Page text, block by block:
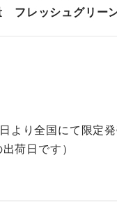
フレッシュグリー
より全国にて限定
荷日です）